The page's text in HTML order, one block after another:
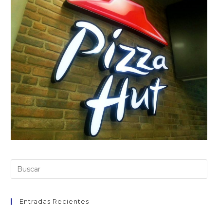
Entradas Recientes